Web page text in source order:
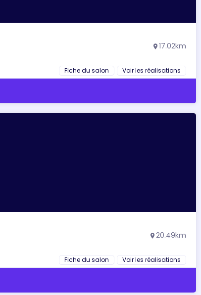
location_on 17.02km
Fiche du salon Voir les réalisations
location_on 20.49km
Fiche du salon Voir les réalisations